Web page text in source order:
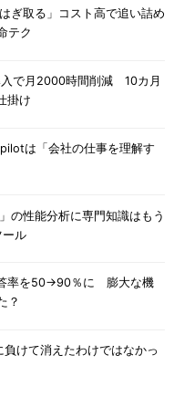
ぎ取る」コスト高で追い詰め
テク
で月2000時間削減 10カ月
掛け
は「会社の仕事を理解す
の性能分析に専門知識はもう
ル
率を50→90％に 膨大な機
？
けて消えたわけではなかっ